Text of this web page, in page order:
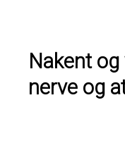
Nakent
nerve og